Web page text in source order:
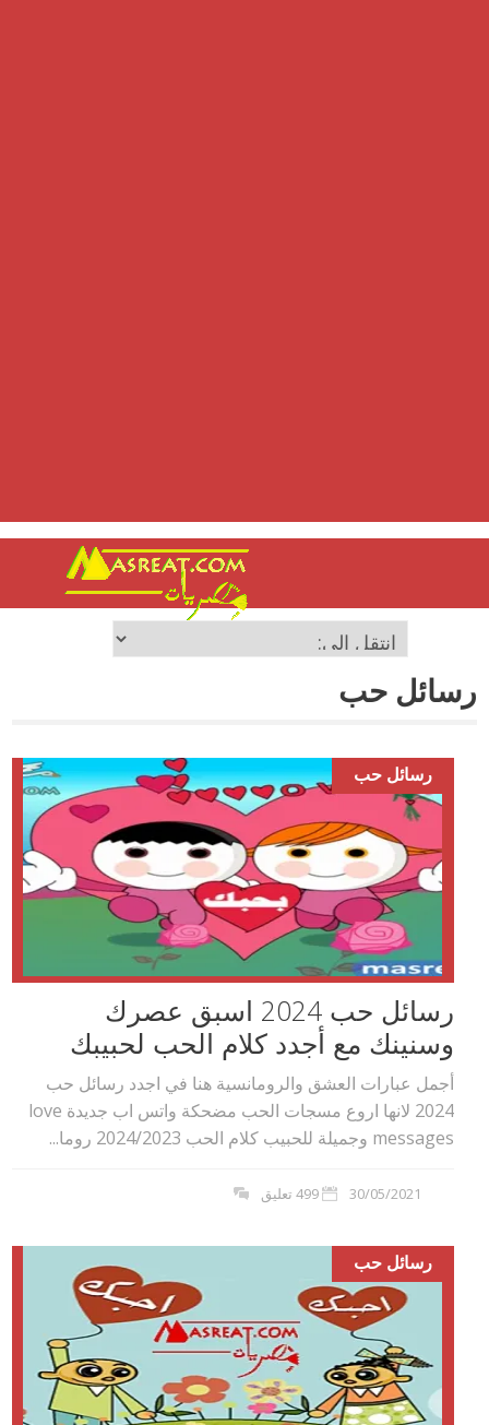
رسائل حب
رسائل حب
رسائل حب 2024 اسبق عصرك
وسنينك مع أجدد كلام الحب لحبيبك
أجمل عبارات العشق والرومانسية هنا في اجدد رسائل حب
2024 لانها اروع مسجات الحب مضحكة واتس اب جديدة love
messages وجميلة للحبيب كلام الحب 2024/2023 روما...
30/05/2021 499 تعليق
رسائل حب